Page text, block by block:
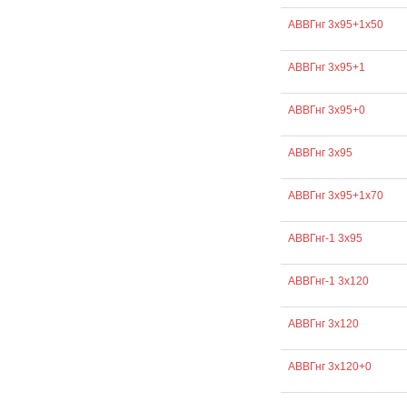
АВВГнг 3х95+1х50
АВВГнг 3х95+1
АВВГнг 3х95+0
АВВГнг 3х95
АВВГнг 3х95+1х70
АВВГнг-1 3х95
АВВГнг-1 3х120
АВВГнг 3х120
АВВГнг 3х120+0